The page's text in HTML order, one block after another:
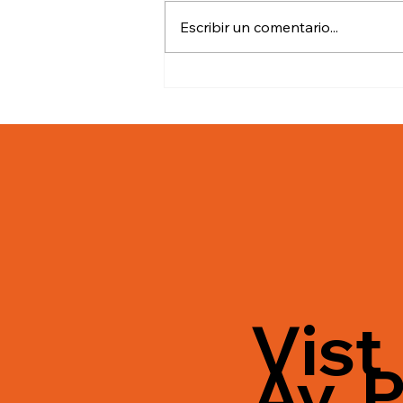
Profesionales de Pintura!
Escribir un comentario...
Vist